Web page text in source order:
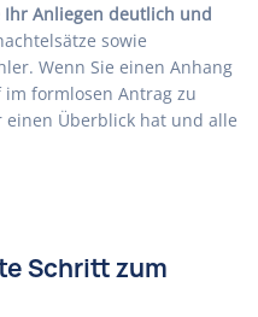
Ihr Anliegen deutlich und
sowie
Wenn Sie einen Anhang
formlosen Antrag zu
Überblick hat und alle
Schritt zum